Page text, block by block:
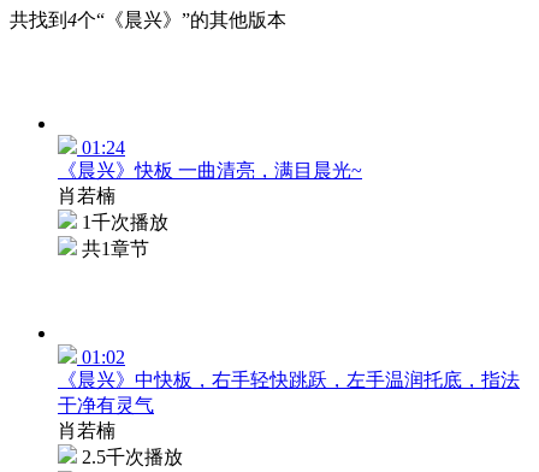
共找到 4个“《晨兴》”的其他版本
01:24
《晨兴》快板 一曲清亮，满目晨光~
肖若楠
1千次播放
共1章节
01:02
《晨兴》中快板，右手轻快跳跃，左手温润托底，指法
干净有灵气
肖若楠
2.5千次播放